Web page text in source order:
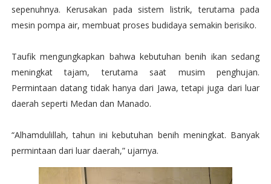
sepenuhnya. Kerusakan pada sistem listrik, terutama pada
mesin pompa air, membuat proses budidaya semakin berisiko.
Taufik mengungkapkan bahwa kebutuhan benih ikan sedang
meningkat tajam, terutama saat musim penghujan.
Permintaan datang tidak hanya dari Jawa, tetapi juga dari luar
daerah seperti Medan dan Manado.
“Alhamdulillah, tahun ini kebutuhan benih meningkat. Banyak
permintaan dari luar daerah,” ujarnya.